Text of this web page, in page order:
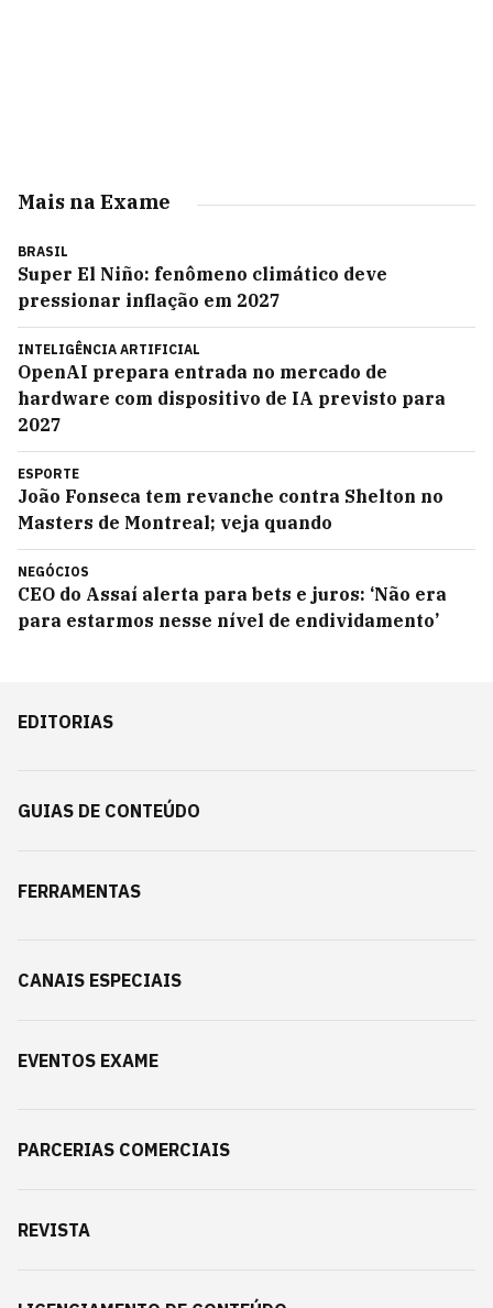
Mais na Exame
BRASIL
Super El Niño: fenômeno climático deve
pressionar inflação em 2027
INTELIGÊNCIA ARTIFICIAL
OpenAI prepara entrada no mercado de
hardware com dispositivo de IA previsto para
2027
ESPORTE
João Fonseca tem revanche contra Shelton no
Masters de Montreal; veja quando
NEGÓCIOS
CEO do Assaí alerta para bets e juros: ‘Não era
para estarmos nesse nível de endividamento’
EDITORIAS
GUIAS DE CONTEÚDO
FERRAMENTAS
CANAIS ESPECIAIS
EVENTOS EXAME
PARCERIAS COMERCIAIS
REVISTA